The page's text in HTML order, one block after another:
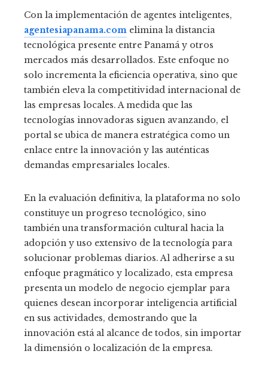
Con la implementación de agentes inteligentes,
agentesiapanama.com elimina la distancia
tecnológica presente entre Panamá y otros
mercados más desarrollados. Este enfoque no
solo incrementa la eficiencia operativa, sino que
también eleva la competitividad internacional de
las empresas locales. A medida que las
tecnologías innovadoras siguen avanzando, el
portal se ubica de manera estratégica como un
enlace entre la innovación y las auténticas
demandas empresariales locales.
En la evaluación definitiva, la plataforma no solo
constituye un progreso tecnológico, sino
también una transformación cultural hacia la
adopción y uso extensivo de la tecnología para
solucionar problemas diarios. Al adherirse a su
enfoque pragmático y localizado, esta empresa
presenta un modelo de negocio ejemplar para
quienes desean incorporar inteligencia artificial
en sus actividades, demostrando que la
innovación está al alcance de todos, sin importar
la dimensión o localización de la empresa.